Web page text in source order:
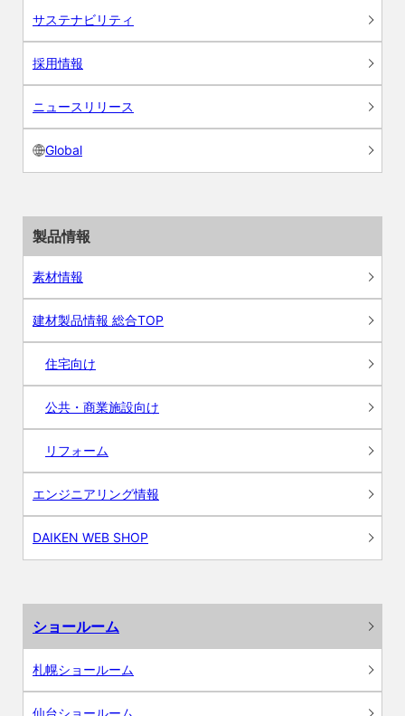
サステナビリティ
採用情報
ニュースリリース
Global
製品情報
素材情報
建材製品情報 総合TOP
住宅向け
公共・商業施設向け
リフォーム
エンジニアリング情報
DAIKEN WEB SHOP
ショールーム
札幌ショールーム
仙台ショールーム